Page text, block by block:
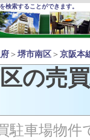
検索することができます。
＞ 堺市南区 ＞ 京阪本
の売
駐車場物